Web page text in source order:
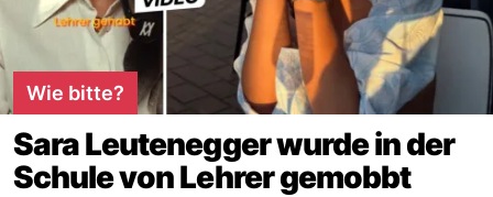
Wie bitte?
Sara Leutenegger wurde in der
Schule von Lehrer gemobbt